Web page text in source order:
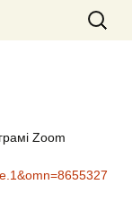
Найти:
Zoom